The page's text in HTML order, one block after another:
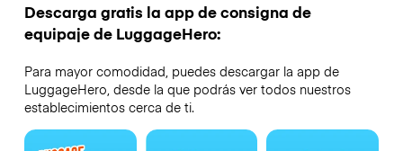
Descarga gratis la app de consigna de
equipaje de LuggageHero:
Para mayor comodidad, puedes descargar la app de
LuggageHero, desde la que podrás ver todos nuestros
establecimientos cerca de ti.